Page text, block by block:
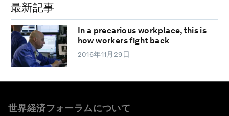
最新記事
In a precarious workplace, this is
how workers fight back
2016年11月29日
世界経済フォーラムについて